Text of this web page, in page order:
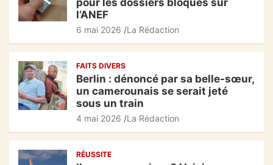
b
o
o
k
A
p
p
a
m
er
pour les dossiers bloqués sur
l’ANEF
6 mai 2026 La Rédaction
FAITS DIVERS
Berlin : dénoncé par sa belle-sœur,
un camerounais se serait jeté
sous un train
4 mai 2026 La Rédaction
RÉUSSITE